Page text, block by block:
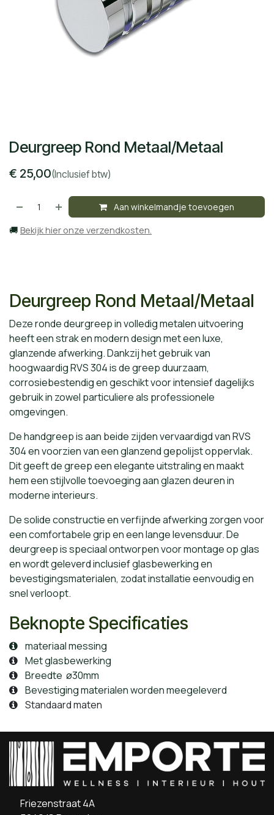
Deurgreep Rond Metaal/Metaal
€ 25,00(Inclusief btw)
Aan winkelmandje toevoegen
🚚 Bekijk hier onze verzendkosten.
Deurgreep Rond Metaal/Metaal
Deze ronde deurgreep in volledig metalen uitvoering
heeft een strak en modern design met een luxe,
glanzende afwerking. Dankzij het gebruik van
hoogwaardig RVS 304 is de greep duurzaam,
corrosiebestendig en geschikt voor intensief dagelijks
gebruik in zowel particuliere als professionele
omgevingen.
De handgreep is aan beide zijden vervaardigd van RVS
304 en voorzien van een glanzend gepolijst oppervlak.
Dit geeft de greep een elegante uitstraling en maakt
hem een stijlvolle toevoeging aan glazen deuren in
moderne interieurs.
De solide constructie en verfijnde afwerking zorgen voor
een comfortabele grip en een lange levensduur. De
deurgreep is speciaal ontworpen voor montage op glas
en wordt geleverd inclusief glasbewerking en
bevestigingsmaterialen, zodat installatie eenvoudig en
snel verloopt.
Beknopte Specificaties
materiaal messing
Met glasbewerking
Breedte ø30mm
Bevestiging materialen worden meegeleverd
Standaard maten
Friezenstraat 4A